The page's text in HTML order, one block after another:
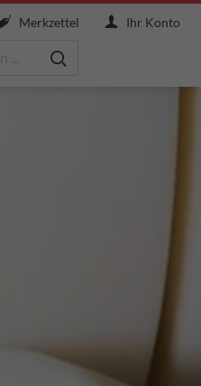
Merkzettel Ihr Konto